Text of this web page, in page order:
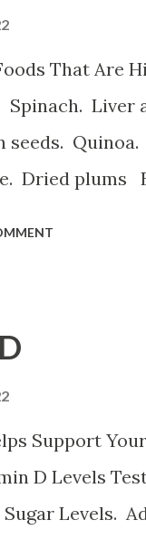
Liver
seeds.
Dried plums
کم خونی خستگی
نفس است
باعث
Support
D Levels
Levels.